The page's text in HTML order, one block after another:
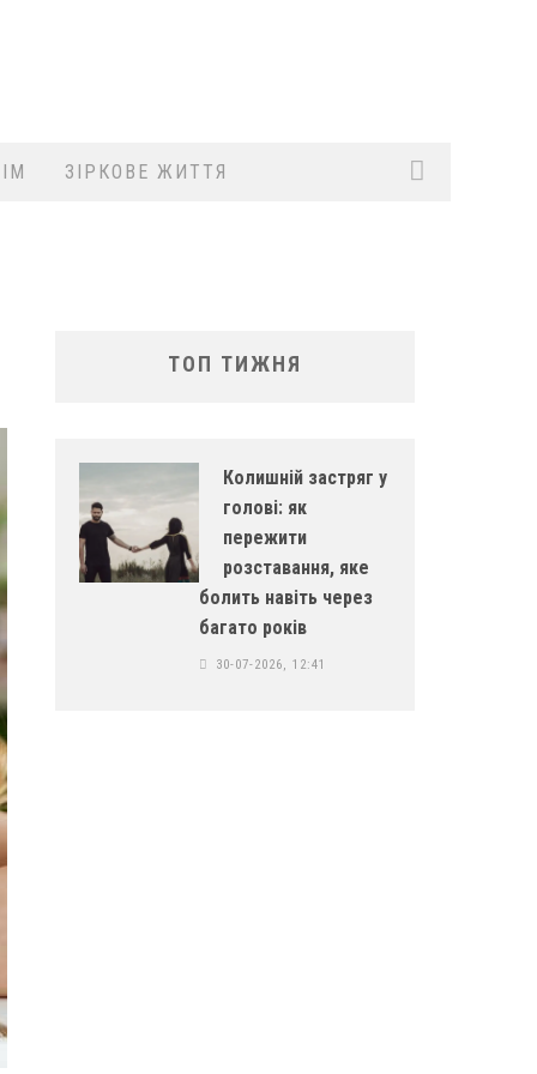
ЗІРКОВЕ ЖИТТЯ
ТОП ТИЖНЯ
Колишній застряг у
голові: як
пережити
розставання, яке
болить навіть через
багато років
30-07-2026, 12:41